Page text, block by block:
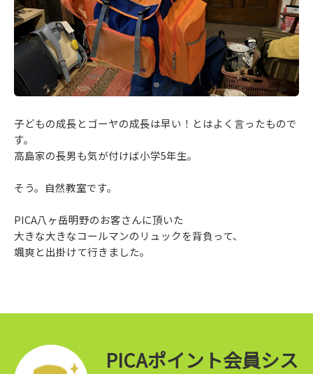
子どもの成長とゴーヤの成長は早い！とはよく言ったもので
す。
高島家の長男も気が付けば小学5年生。
そう。自然教室です。
PICA八ヶ岳明野のお客さんに頂いた
大きな大きなコールマンのリュックを背負って、
颯爽と出掛けて行きました。
PICAポイント会員シス